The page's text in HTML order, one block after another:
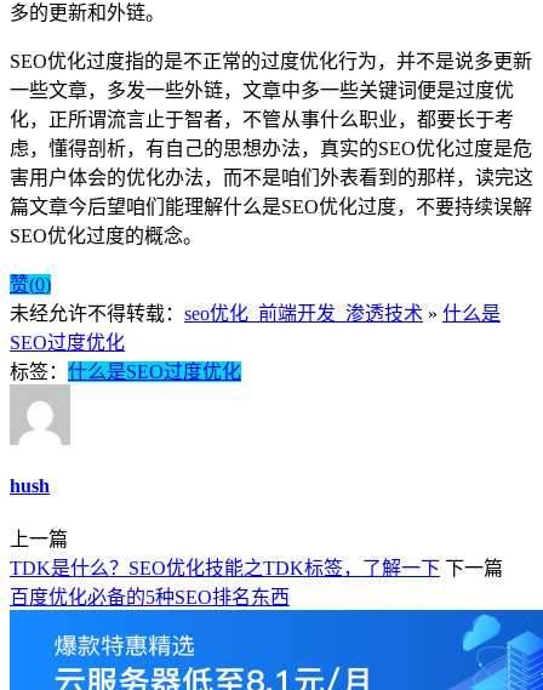
多的更新和外链。
SEO优化过度指的是不正常的过度优化行为，并不是说多更新
一些文章，多发一些外链，文章中多一些关键词便是过度优
化，正所谓流言止于智者，不管从事什么职业，都要长于考
虑，懂得剖析，有自己的思想办法，真实的SEO优化过度是危
害用户体会的优化办法，而不是咱们外表看到的那样，读完这
篇文章今后望咱们能理解什么是SEO优化过度，不要持续误解
SEO优化过度的概念。
赞(0)
未经允许不得转载： seo优化_前端开发_渗透技术 » 什么是
SEO过度优化
标签： 什么是SEO过度优化
hush
上一篇
TDK是什么？SEO优化技能之TDK标签，了解一下 下一篇
百度优化必备的5种SEO排名东西